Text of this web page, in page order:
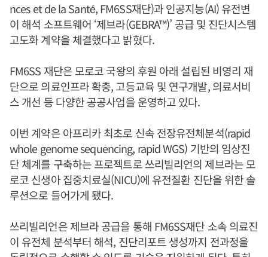
nces et de la Santé, FM6SS재단)과 인공지능(AI) 유전변
이 해석 소프트웨어 ‘제브라(GEBRA™)’ 공급 및 진단시스템
고도화 계약을 체결했다고 밝혔다.
FM6SS 재단은 모로코 국왕의 후원 아래 설립된 비영리 재
단으로 의료인프라 확충, 고등교육 및 연구개발, 의료서비
스 개선 등 다양한 공공사업을 운영하고 있다.
이번 계약은 아프리카 최초로 신속 전장유전체분석(rapid
whole genome sequencing, rapid WGS) 기반의 임상진
단 체계를 구축하는 프로젝트로 쓰리빌리언의 제브라는 모
로코 신생아 집중치료실(NICU)에 유전질환 진단을 위한 솔
루션으로 들어가게 됐다.
쓰리빌리언은 제브라 공급을 통해 FM6SS재단 소속 의료진
이 유전체 분석부터 해석, 진단리포트 생성까지 전과정을